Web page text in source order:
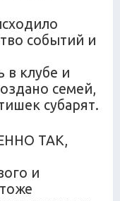
событий и
в клубе и
семей,
субарят.
ТАК,
и